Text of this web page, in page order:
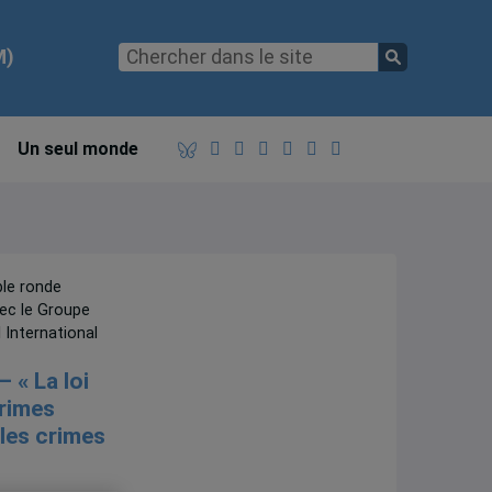
Un seul monde
ronde
le Groupe
International
« La loi
crimes